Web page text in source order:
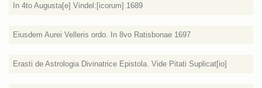
In 4to Augusta[e] Vindel:[icorum] 1689
Eiusdem Aurei Velleris ordo. In 8vo Ratisbonae 1697
Erasti de Astrologia Divinatrice Epistola. Vide Pitati Suplicat[io]